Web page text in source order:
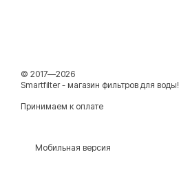
© 2017—2026
Smartfilter - магазин фильтров для воды!
Принимаем к оплате
Мобильная версия